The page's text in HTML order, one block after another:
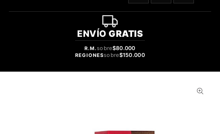
ENVÍO GRATIS
R.M.sobre$80.000
REGIONESsobre$150.000